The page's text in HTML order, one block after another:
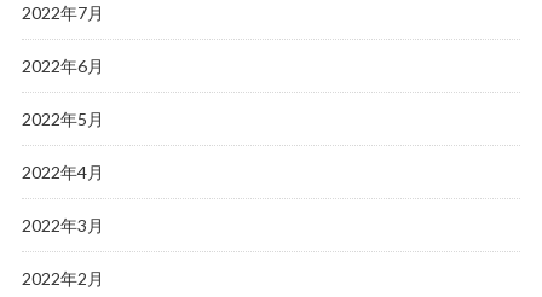
2022年7月
2022年6月
2022年5月
2022年4月
2022年3月
2022年2月